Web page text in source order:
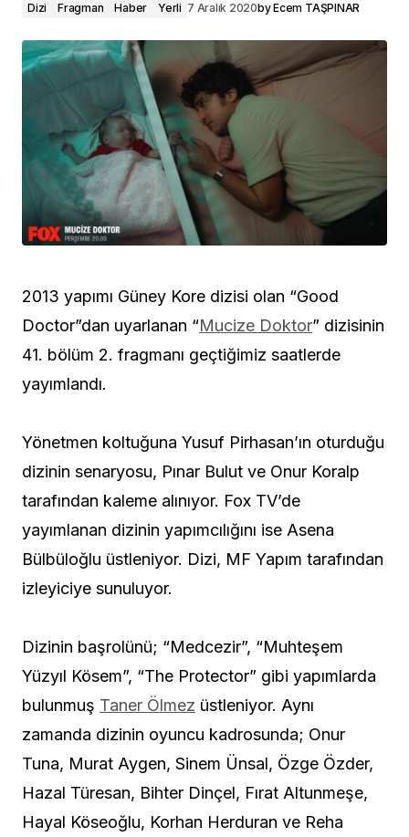
Dizi Fragman Haber Yerli 7 Aralık 2020byEcem TAŞPINAR
2013 yapımı Güney Kore dizisi olan “Good
Doctor”dan uyarlanan “Mucize Doktor” dizisinin
41. bölüm 2. fragmanı geçtiğimiz saatlerde
yayımlandı.
Yönetmen koltuğuna Yusuf Pirhasan’ın oturduğu
dizinin senaryosu, Pınar Bulut ve Onur Koralp
tarafından kaleme alınıyor. Fox TV’de
yayımlanan dizinin yapımcılığını ise Asena
Bülbüloğlu üstleniyor. Dizi, MF Yapım tarafından
izleyiciye sunuluyor.
Dizinin başrolünü; “Medcezir”, “Muhteşem
Yüzyıl Kösem”, “The Protector” gibi yapımlarda
bulunmuş Taner Ölmez üstleniyor. Aynı
zamanda dizinin oyuncu kadrosunda; Onur
Tuna, Murat Aygen, Sinem Ünsal, Özge Özder,
Hazal Türesan, Bihter Dinçel, Fırat Altunmeşe,
Hayal Köseoğlu, Korhan Herduran ve Reha